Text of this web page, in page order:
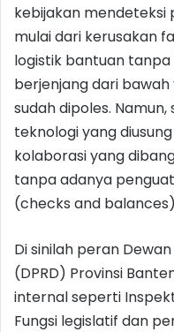
kebijakan mendeteksi
mulai dari kerusakan
logistik bantuan
berjenjang dari
sudah dipoles.
teknologi yang
kolaborasi yang
tanpa adanya
(checks and
Di sinilah peran
(DPRD) Provinsi
internal seperti
Fungsi legislatif dan